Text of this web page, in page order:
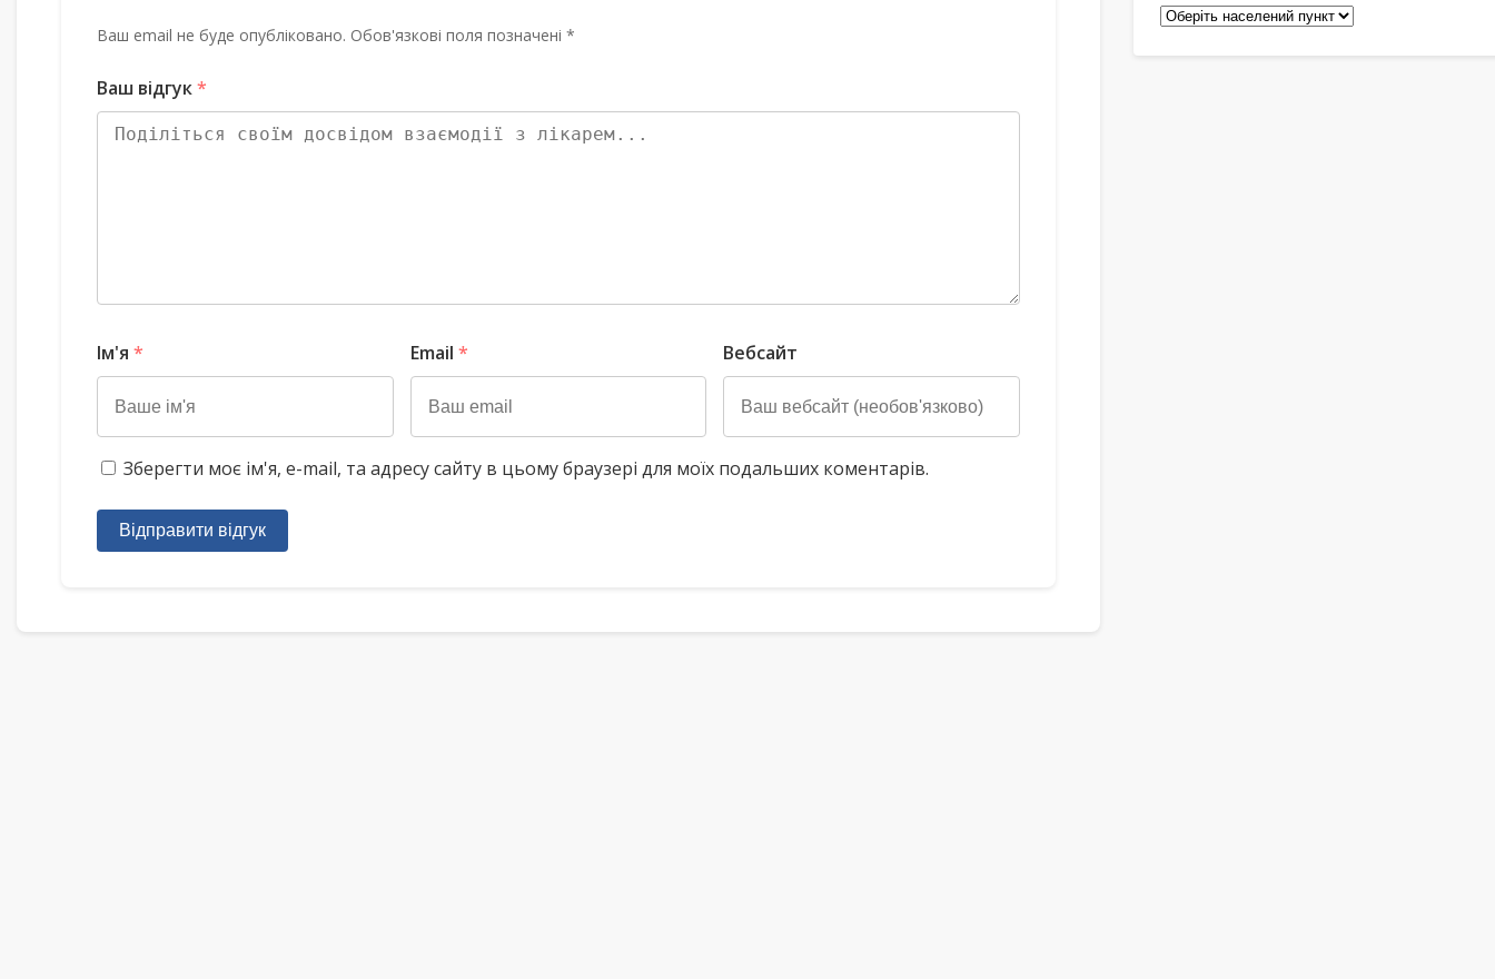
Ваш email не буде опубліковано. Обов'язкові поля позначені *
Ваш відгук*
Ім'я * Email * Вебсайт
Зберегти моє ім'я, e-mail, та адресу сайту в цьому браузері для моїх подальших коментарів.
Відправити відгук
Педіатри